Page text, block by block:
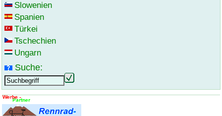
Slowenien
Spanien
Türkei
Tschechien
Ungarn
Suche: